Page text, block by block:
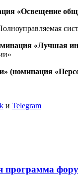
«Освещение
«Лучшая
(номинация
и Telegram
программа